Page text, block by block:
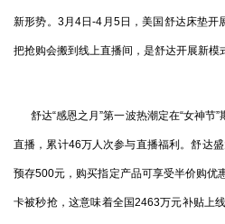
新形势。3月4日-4月5日，美国舒达床垫开
把抢购会搬到线上直播间，是舒达开展新模
舒达“感恩之月”第一波热潮定在“女神节
直播，累计46万人次参与直播福利。舒达
预存500元，购买指定产品可享受半价购优
卡被秒抢，这意味着全国2463万元补贴上